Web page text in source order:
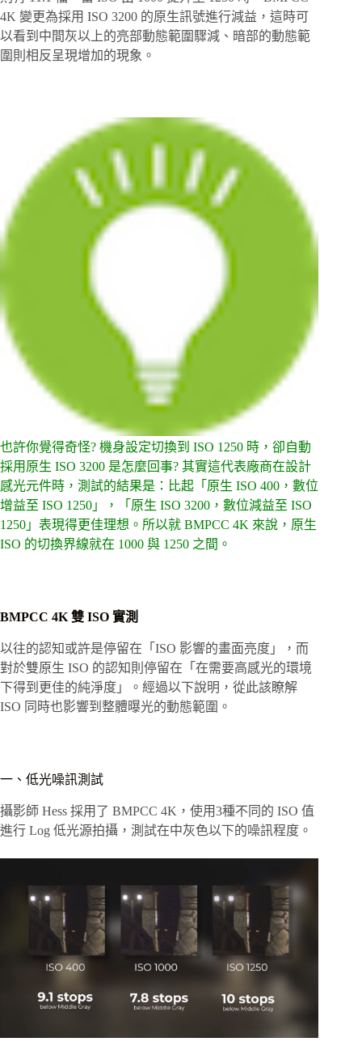
4K 變更為採用 ISO 3200 的原生訊號進行減益，這時可
以看到中間灰以上的亮部動態範圍驟減、暗部的動態範
圍則相反呈現增加的現象。
也許你覺得奇怪? 機身設定切換到 ISO 1250 時，卻自動
採用原生 ISO 3200 是怎麼回事? 其實這代表廠商在設計
感光元件時，測試的結果是：比起「原生 ISO 400，數位
增益至 ISO 1250」，「原生 ISO 3200，數位減益至 ISO
1250」表現得更佳理想。所以就 BMPCC 4K 來說，原生
ISO 的切換界線就在 1000 與 1250 之間。
BMPCC 4K 雙 ISO 實測
以往的認知或許是停留在「ISO 影響的畫面亮度」，而
對於雙原生 ISO 的認知則停留在「在需要高感光的環境
下得到更佳的純淨度」。經過以下說明，從此該瞭解
ISO 同時也影響到整體曝光的動態範圍。
一、低光噪訊測試
攝影師 Hess 採用了 BMPCC 4K，使用3種不同的 ISO 值
進行 Log 低光源拍攝，測試在中灰色以下的噪訊程度。